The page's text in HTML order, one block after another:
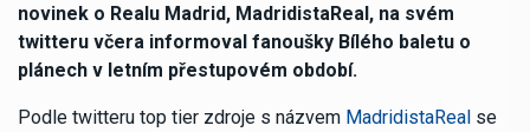
novinek o Realu Madrid, MadridistaReal, na svém
twitteru včera informoval fanoušky Bílého baletu o
plánech v letním přestupovém období.
Podle twitteru top tier zdroje s názvem MadridistaReal se